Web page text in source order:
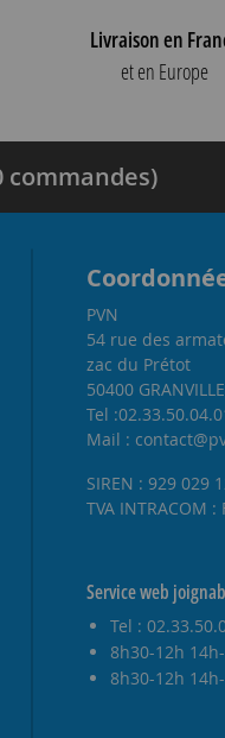
Livraison en
et en Europe
commandes)
PVN
54 rue des
zac du Prétot
50400 GRANVILLE
Tel
Mail :
SIREN : 929 029
TVA INTRACOM
Service web
Tel :
8h30-12h
8h30-12h